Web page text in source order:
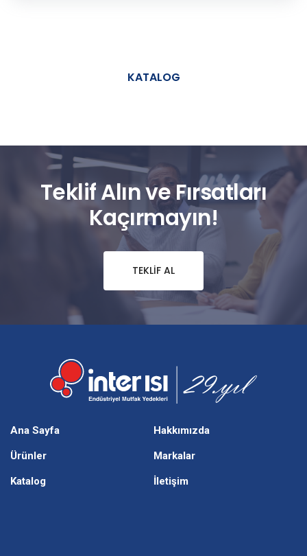
KATALOG
Teklif Alın ve Fırsatları
Kaçırmayın!
TEKLIF AL
Ana Sayfa Hakkımızda
Ürünler Markalar
Katalog İletişim